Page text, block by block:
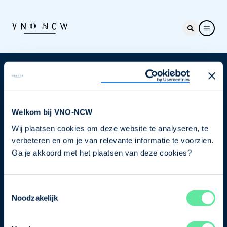
Welkom bij VNO-NCW
Wij plaatsen cookies om deze website te analyseren, te
verbeteren en om je van relevante informatie te voorzien.
Ga je akkoord met het plaatsen van deze cookies?
Noodzakelijk
Nieuwsbrief
je nu in voor de VNO-NCW nieuwsbrief.
Schrijf je in
Direct naar
Ons verhaal